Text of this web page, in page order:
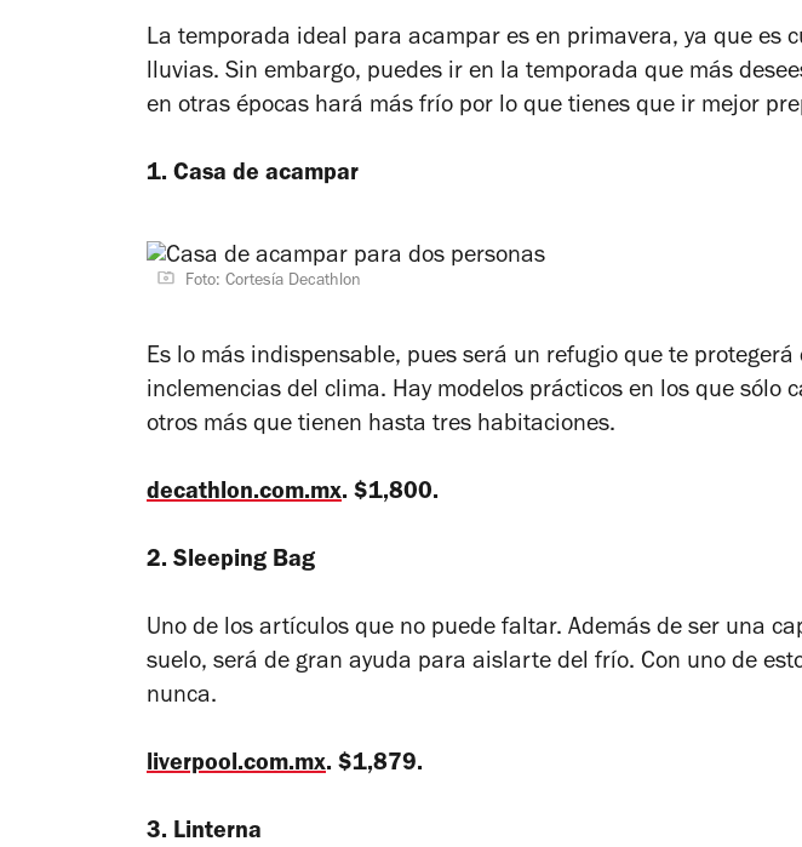
La temporada ideal para acampar es en primavera, ya que es
lluvias. Sin embargo, puedes ir en la temporada que más
en otras épocas hará más frío por lo que tienes que ir mejor
1. Casa de acampar
Foto: Cortesía Decathlon
Es lo más indispensable, pues será un refugio que te protegerá
inclemencias del clima. Hay modelos prácticos en los que sólo
otros más que tienen hasta tres habitaciones.
decathlon.com.mx. $1,800.
2. Sleeping Bag
Uno de los artículos que no puede faltar. Además de ser una
suelo, será de gran ayuda para aislarte del frío. Con uno de
nunca.
liverpool.com.mx. $1,879.
3. Linterna